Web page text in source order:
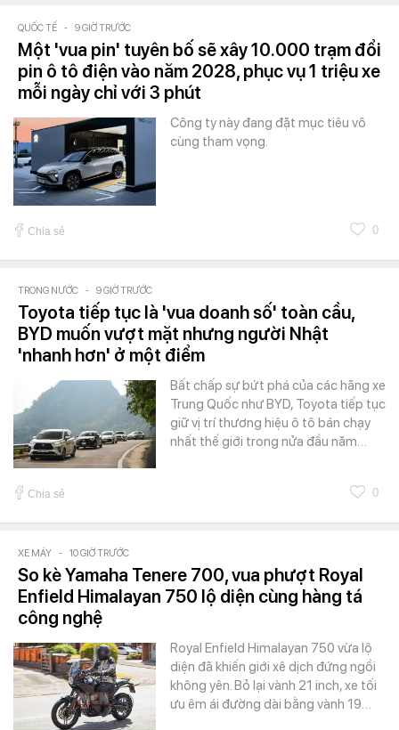
QUỐC TẾ - 9 GIỜ TRƯỚC
Một 'vua pin' tuyên bố sẽ xây 10.000 trạm đổi
pin ô tô điện vào năm 2028, phục vụ 1 triệu xe
mỗi ngày chỉ với 3 phút
Công ty này đang đặt mục tiêu vô
cùng tham vọng.
Chia sẻ 0
TRONG NƯỚC - 9 GIỜ TRƯỚC
Toyota tiếp tục là 'vua doanh số' toàn cầu,
BYD muốn vượt mặt nhưng người Nhật
'nhanh hơn' ở một điểm
Bất chấp sự bứt phá của các hãng xe
Trung Quốc như BYD, Toyota tiếp tục
giữ vị trí thương hiệu ô tô bán chạy
nhất thế giới trong nửa đầu năm…
Chia sẻ 0
XE MÁY - 10 GIỜ TRƯỚC
So kè Yamaha Tenere 700, vua phượt Royal
Enfield Himalayan 750 lộ diện cùng hàng tá
công nghệ
Royal Enfield Himalayan 750 vừa lộ
diện đã khiến giới xê dịch đứng ngồi
không yên. Bỏ lại vành 21 inch, xe tối
ưu êm ái đường dài bằng vành 19…